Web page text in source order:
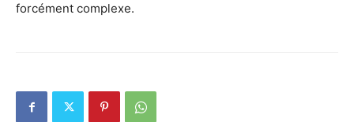
forcément complexe.